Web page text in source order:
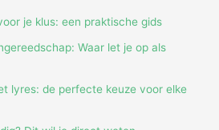
je klus: een praktische gids
Waar let je op als
lyres: de perfecte keuze voor elke